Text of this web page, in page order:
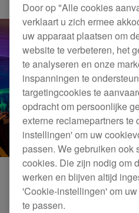
Door op "Alle cookies
verklaart u zich ermee
uw apparaat plaatsen om
website te verbeteren, het
te analyseren en onze
inspanningen te
targetingcookies te
opdracht om persoonlijke
externe reclamepartners te
instellingen' om uw
passen. We gebruiken ook
cookies. Die zijn nodig om
werken en blijven altijd
'Cookie-instellingen' om
te passen.